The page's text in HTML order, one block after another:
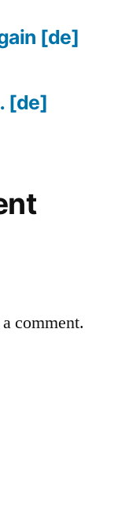
[de]
[de]
comment.